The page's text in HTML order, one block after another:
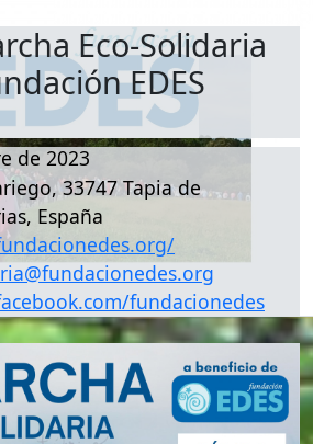
Eco-Solidaria
EDES
de 2023
33747 Tapia de
España
fundacionedes